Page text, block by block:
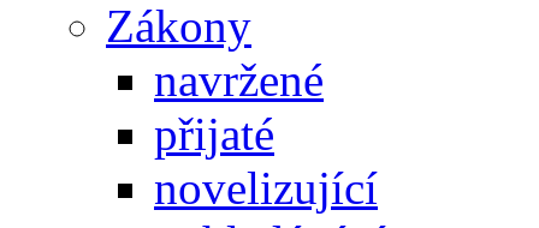
Zákony
navržené
přijaté
novelizující